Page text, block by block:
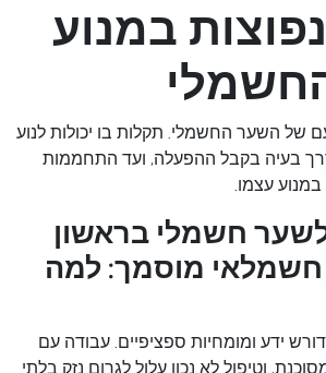
במנוע
של השער החשמלי. תקלות בו יכולות לנוע
בעיה בקבל ההפעלה, ועד התחממות
עצמו.
לשער חשמלי בראשון
חשמלאי מוסמך: למה
ידע ומומחיות ספציפיים. עבודה עם
וטיפול לא נכון עלול לגרום נזק בלתי